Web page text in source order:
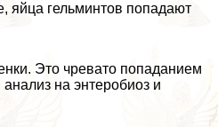
яйца гельминтов попадают
Это чревато попаданием
на энтеробиоз и